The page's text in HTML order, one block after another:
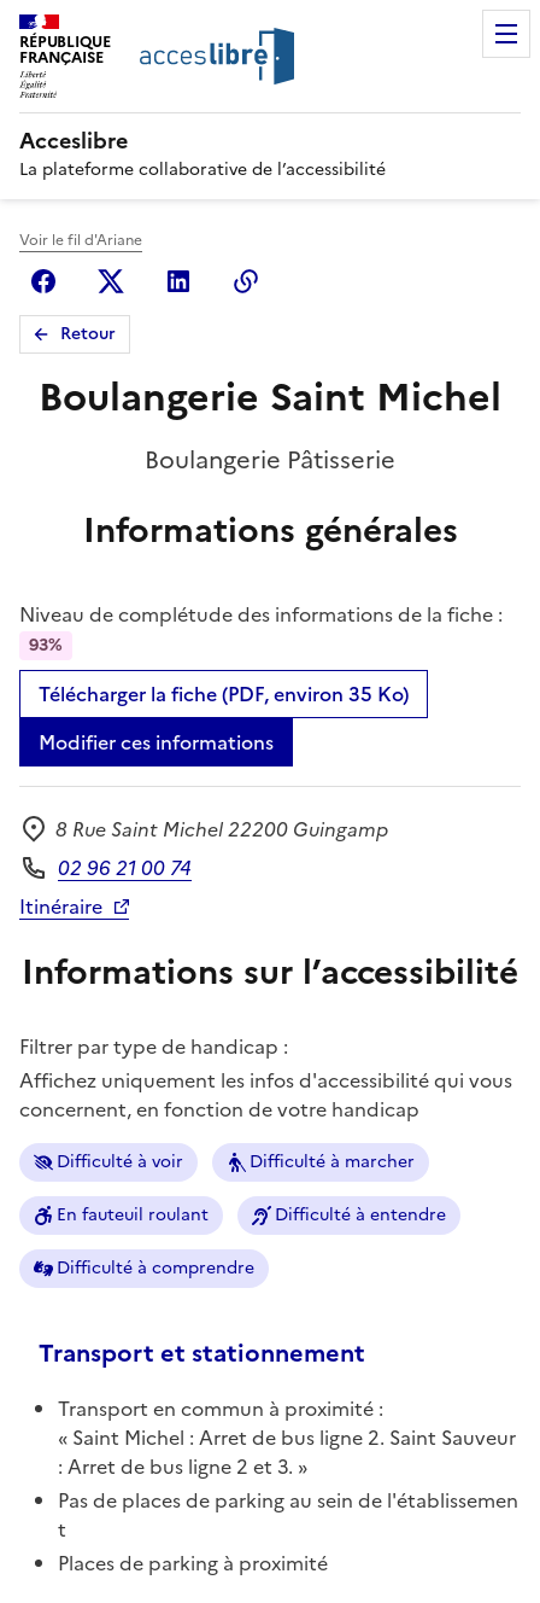
RÉPUBLIQUE
FRANÇAISE
Acceslibre
La plateforme collaborative de l’accessibilité
Voir le fil d'Ariane
FacebookX (anciennement Twitter)
Linkedin
Retour
Boulangerie Saint Michel
Boulangerie Pâtisserie
Informations générales
Niveau de complétude des informations de la fiche :
93%
Télécharger la fiche (PDF, environ 35 Ko)
Modifier ces informations
Adresse
8 Rue Saint Michel 22200 Guingamp
Téléphone
02 96 21 00 74
Itinéraire
Informations sur l’accessibilité
Filtrer par type de handicap :
Affichez uniquement les infos d'accessibilité qui vous
concernent, en fonction de votre handicap
Difficulté à voir Difficulté à marcher
En fauteuil roulant Difficulté à entendre
Difficulté à comprendre
Transport et stationnement
Transport en commun à proximité :
Saint Michel : Arret de bus ligne 2. Saint Sauveur
: Arret de bus ligne 2 et 3.
Pas de places de parking au sein de l'établissemen
t
Places de parking à proximité